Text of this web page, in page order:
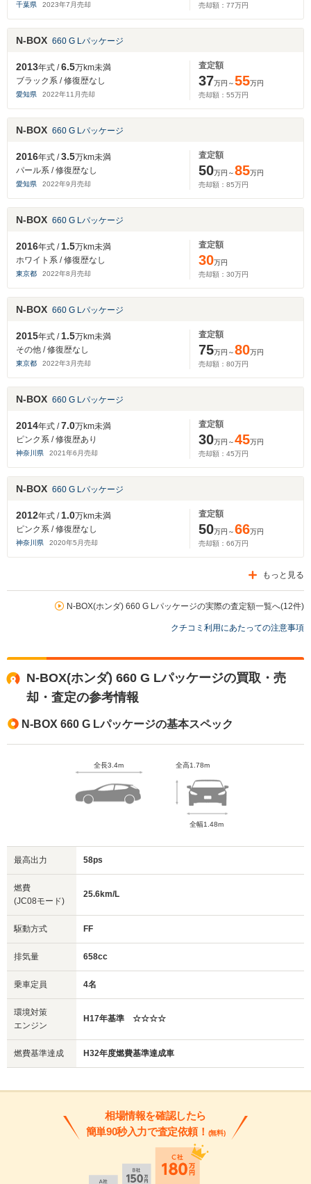
千葉県 2023年7 月売却
売却額： 77万円
N-BOX 660 G Lパッケージ
2013年式 /6.5万km未満
ブラック系 / 修復歴なし
愛知県 2022年11 月売却
査定額
37万円～55万円
売却額： 55万円
N-BOX 660 G Lパッケージ
2016年式 /3.5万km未満
パール系 / 修復歴なし
愛知県 2022年9 月売却
査定額
50万円～85万円
売却額： 85万円
N-BOX 660 G Lパッケージ
2016年式 /1.5万km未満
ホワイト系 / 修復歴なし
東京都 2022年8 月売却
査定額
30万円
売却額： 30万円
N-BOX 660 G Lパッケージ
2015年式 /1.5万km未満
その他 / 修復歴なし
東京都 2022年3 月売却
査定額
75万円～80万円
売却額： 80万円
N-BOX 660 G Lパッケージ
2014年式 /7.0万km未満
ピンク系 / 修復歴あり
神奈川県 2021年6 月売却
査定額
30万円～45万円
売却額： 45万円
N-BOX 660 G Lパッケージ
2012年式 /1.0万km未満
ピンク系 / 修復歴なし
神奈川県 2020年5 月売却
査定額
50万円～66万円
売却額： 66万円
もっと見る
N-BOX(ホンダ) 660 G Lパッケージの実際の査定額一覧へ(12件)
クチコミ利用にあたっての注意事項
N-BOX(ホンダ) 660 G Lパッケージの買取・売
却・査定の参考情報
N-BOX 660 G Lパッケージの基本スペック
全長3.4m 全高1.78m
全幅1.48m
最高出力 58ps
燃費
(JC08モード)
25.6km/L
駆動方式 FF
排気量 658cc
乗車定員 4名
環境対策
エンジン
H17年基準 ☆☆☆☆
燃費基準達成 H32年度燃費基準達成車
相場情報を確認したら
簡単90秒入力で査定依頼！ (無料)